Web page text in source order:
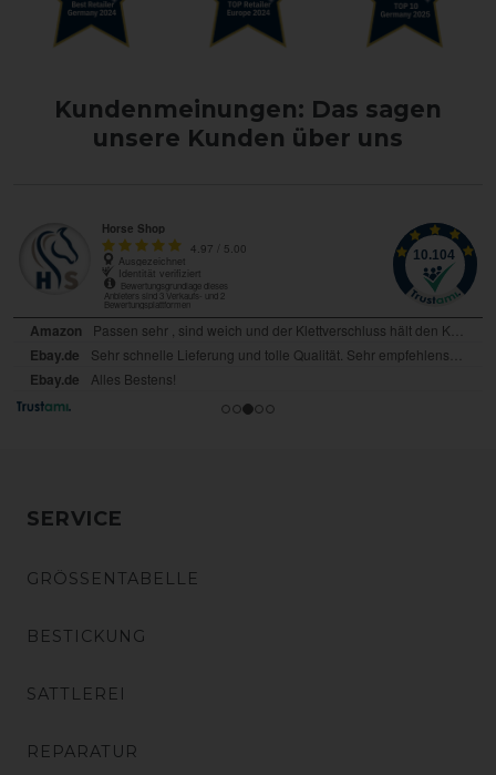
Kundenmeinungen: Das sagen
unsere Kunden über uns
SERVICE
GRÖSSENTABELLE
BESTICKUNG
SATTLEREI
REPARATUR